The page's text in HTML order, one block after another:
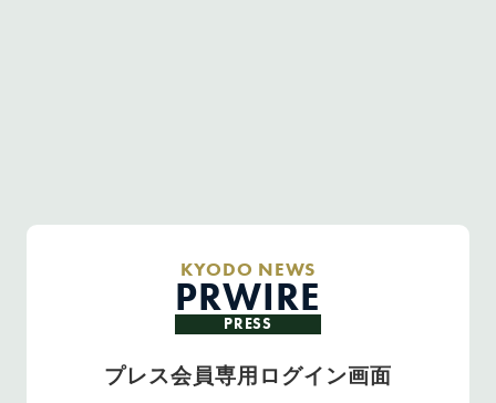
KYODO NEWS
PRWIRE
PRESS
プレス会員専用ログイン画面